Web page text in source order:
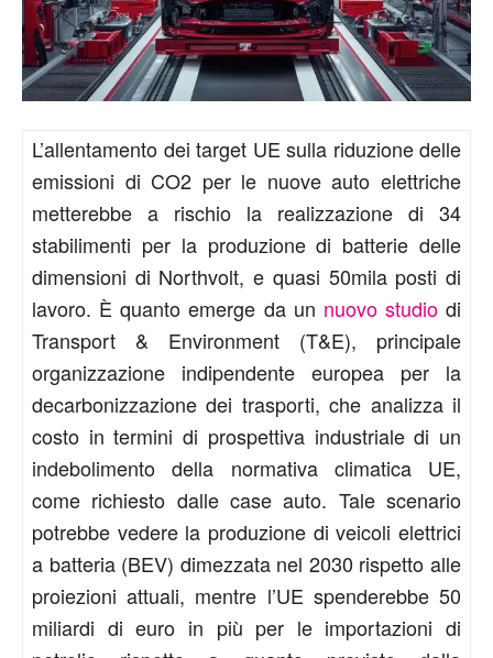
L’allentamento dei target UE sulla riduzione delle
emissioni di CO2 per le nuove auto elettriche
metterebbe a rischio la realizzazione di 34
stabilimenti per la produzione di batterie delle
dimensioni di Northvolt, e quasi 50mila posti di
lavoro. È quanto emerge da un nuovo studio di
Transport & Environment (T&E), principale
organizzazione indipendente europea per la
decarbonizzazione dei trasporti, che analizza il
costo in termini di prospettiva industriale di un
indebolimento della normativa climatica UE,
come richiesto dalle case auto. Tale scenario
potrebbe vedere la produzione di veicoli elettrici
a batteria (BEV) dimezzata nel 2030 rispetto alle
proiezioni attuali, mentre l’UE spenderebbe 50
miliardi di euro in più per le importazioni di